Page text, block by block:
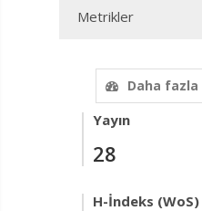
Metrikler
Daha
Yayın
28
H-İndeks (WoS)